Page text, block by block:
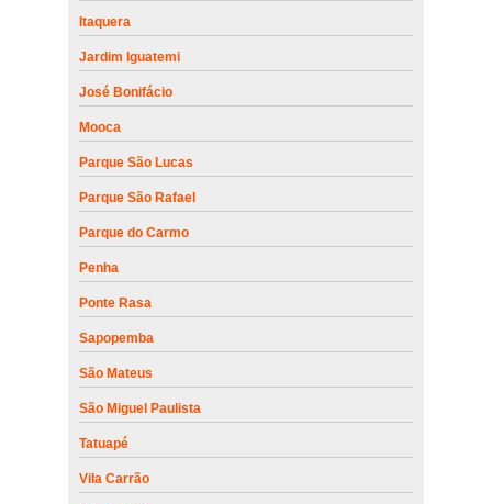
Itaquera
Jardim Iguatemi
José Bonifácio
Mooca
Parque São Lucas
Parque São Rafael
Parque do Carmo
Penha
Ponte Rasa
Sapopemba
São Mateus
São Miguel Paulista
Tatuapé
Vila Carrão